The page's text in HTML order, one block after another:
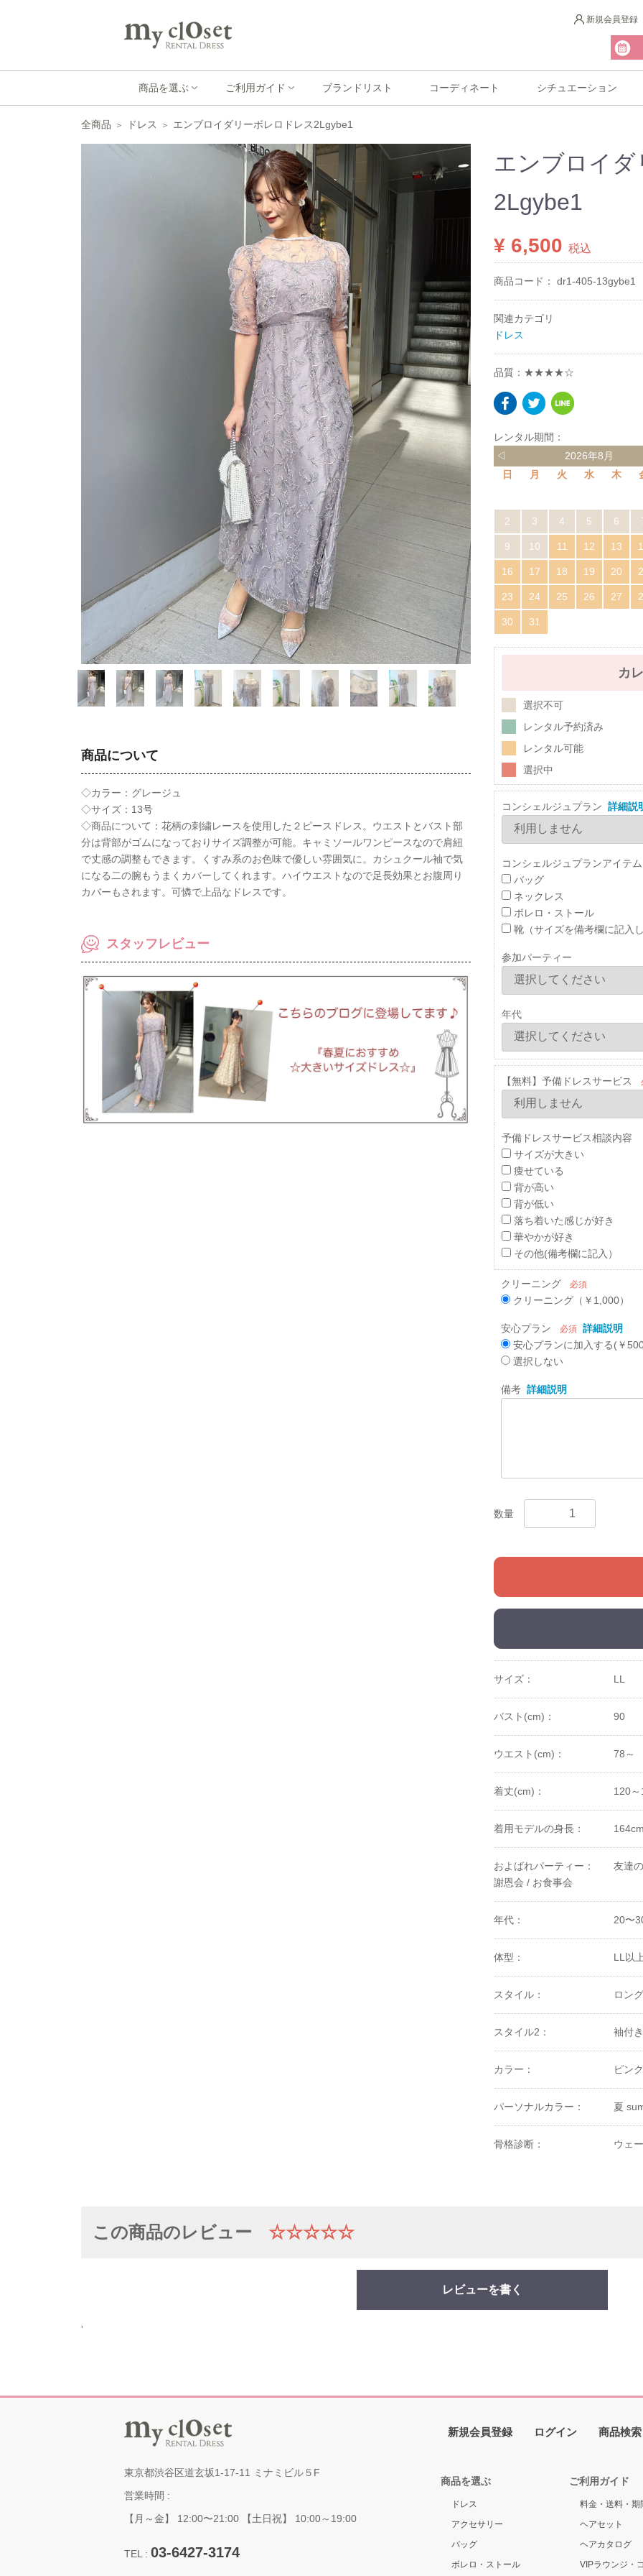
新規会員登録
商品を選ぶ ご利用ガイド ブランドリスト コーディネート シチュエーション
全商品 ドレス エンブロイダリーボレロドレス2Lgybe1
商品について
◇カラー：グレージュ
◇サイズ：13号
◇商品について：花柄の刺繍レースを使用した２ピースドレス。ウエストとバスト部
分は背部がゴムになっておりサイズ調整が可能。キャミソールワンピースなので肩紐
で丈感の調整もできます。くすみ系のお色味で優しい雰囲気に。カシュクール袖で気
になる二の腕もうまくカバーしてくれます。ハイウエストなので足長効果とお腹周り
カバーもされます。可憐で上品なドレスです。
スタッフレビュー
エンブロイダ
2Lgybe1
¥ 6,500 税込
商品コード： dr1-405-13gybe1
関連カテゴリ
ドレス
品質：★★★★☆
レンタル期間：
◁
2026年8月
日
月 火 水 木
2 3 4 5 6
9 10 11 12 13
16 17 18 19 20
23 24 25 26 27
30 31
カ
選択不可
レンタル予約済み
レンタル可能
選択中
コンシェルジュプラン 詳細説
コンシェルジュプランアイテム
バッグ
ネックレス
ボレロ・ストール
靴（サイズを備考欄に記入
参加パーティー
年代
【無料】予備ドレスサービス
予備ドレスサービス相談内容
サイズが大きい
痩せている
背が高い
背が低い
落ち着いた感じが好き
華やかが好き
その他(備考欄に記入）
クリーニング 必須
クリーニング（￥1,000）
安心プラン 必須 詳細説明
安心プランに加入する(￥
選択しない
備考 詳細説明
数量
サイズ： LL
バスト(cm)： 90
ウエスト(cm)： 78～
着丈(cm)： 120～
着用モデルの身長：
およばれパーティー： 友達
謝恩会 / お食事会
年代： 20〜
体型： LL以
スタイル： ロン
スタイル2： 袖付き
カラー： ピン
パーソナルカラー： 夏
骨格診断： ウェ
この商品のレビュー ☆☆☆☆☆
レビューを書く
'
東京都渋谷区道玄坂1-17-11 ミナミビル５F
営業時間 :
【月～金】 12:00〜21:00 【土日祝】 10:00～19:00
TEL : 03-6427-3174
新規会員登録 ログイン 商品検索
商品を選ぶ
ドレス
アクセサリー
バッグ
ボレロ・ストール
ご利用ガイド
料金・送料・期
ヘアセット
ヘアカタログ
VIPラウンジ・